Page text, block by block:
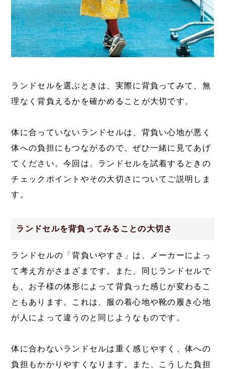
ランドセルを選ぶときは、実際に背負ってみて、無
理なく背負えるかを確かめることが大切です。
体に合っていないランドセルは、背負い心地が悪く
体への負担にもつながるので、ぜひ一緒に見てあげ
てください。今回は、ランドセルを試着するときの
チェックポイントやその大切さについてご説明しま
す。
ランドセルを背負ってみることの大切さ
ランドセルの「背負いやすさ」は、メーカーによっ
て考え方がさまざまです。また、同じランドセルで
も、お子様の体形によって背負った感じが変わるこ
ともあります。これは、服の着心地や靴の履き心地
が人によって違うのと同じようなものです。
体に合わないランドセルは重く感じやすく、体への
負担もかかりやすくなります。また、こうした負担